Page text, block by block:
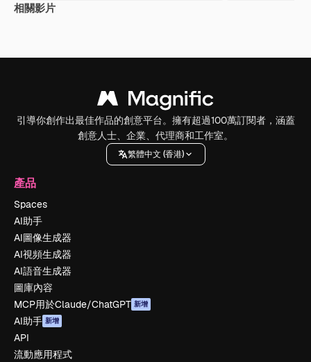
相關影片
引導你創作出最佳作品的創意平台。擁有超過100萬訂閱者，涵蓋
創意人士、企業、代理商和工作室。
繁體中文 (香港)
產品
Spaces
AI助手
AI圖像生成器
AI視頻生成器
AI語音生成器
圖庫內容
MCP用於Claude/ChatGPT 新增
AI助手 新增
API
流動應用程式